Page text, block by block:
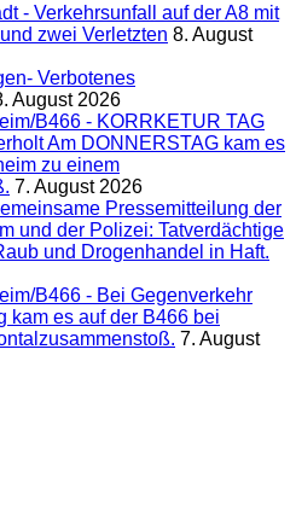
- Verkehrsunfall auf der A8 mit
zwei Verletzten 8. August
Verbotenes
August 2026
B466 - KORRKETUR TAG
Am DONNERSTAG kam es
zu einem
7. August 2026
Pressemitteilung der
und der Polizei: Tatverdächtige
und Drogenhandel in Haft.
B466 - Bei Gegenverkehr
kam es auf der B466 bei
7. August